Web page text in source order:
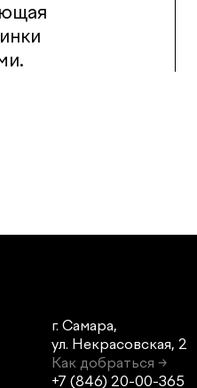
г. Самара,
ул. Некрасовская, 2
Как добраться →
+7 (846) 20-00-365